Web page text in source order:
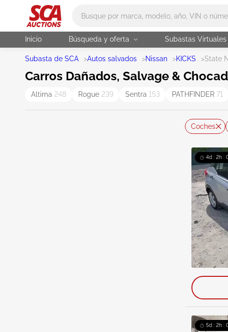
Inicio Búsqueda y oferta Subastas Virtuales
Subasta de SCA >Autos salvados >Nissan >KICKS >State
Carros Dañados, Salvage &
Altima 248 Rogue 239 Sentra 153 PATHFINDER 71
Coches
4d : 2h :
5d : 2h :